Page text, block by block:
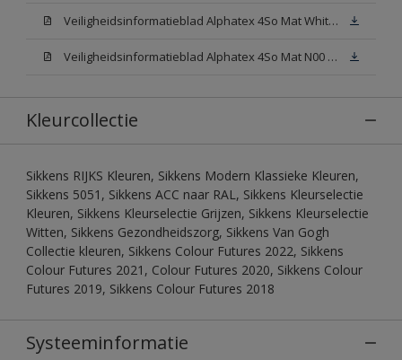
Veiligheidsinformatieblad Alphatex 4So Mat White W05 (MSDS)
Veiligheidsinformatieblad Alphatex 4So Mat N00 (MSDS)
Kleurcollectie
Sikkens RIJKS Kleuren, Sikkens Modern Klassieke Kleuren,
Sikkens 5051, Sikkens ACC naar RAL, Sikkens Kleurselectie
Kleuren, Sikkens Kleurselectie Grijzen, Sikkens Kleurselectie
Witten, Sikkens Gezondheidszorg, Sikkens Van Gogh
Collectie kleuren, Sikkens Colour Futures 2022, Sikkens
Colour Futures 2021, Colour Futures 2020, Sikkens Colour
Futures 2019, Sikkens Colour Futures 2018
Systeeminformatie